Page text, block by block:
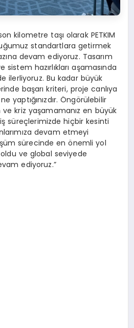
kilometre taşı olarak PETKIM
standartlara getirmek
devam ediyoruz. Tasarım
hazırlıkları aşamasında
ilerliyoruz. Bu kadar büyük
başarı kriteri, proje canlıya
yaptığınızdır. Öngörülebilir
ve kriz yaşamamanız en büyük
süreçlerimizde hiçbir kesinti
devam etmeyi
sürecinde en önemli yol
oldu ve global seviyede
ediyoruz.”